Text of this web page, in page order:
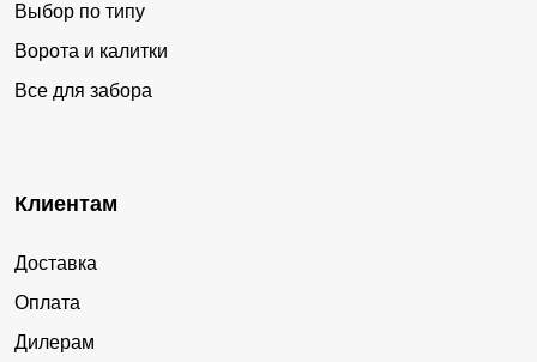
Выбор по типу
Ворота и калитки
Все для забора
Клиентам
Доставка
Оплата
Дилерам